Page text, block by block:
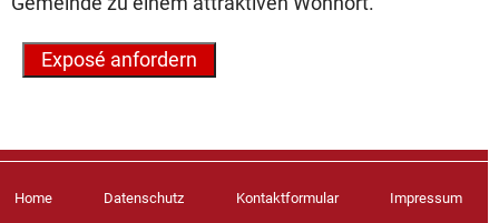
Home Datenschutz Kontaktformular Impressum